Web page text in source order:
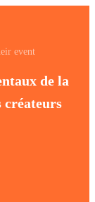
event
de la
créateurs